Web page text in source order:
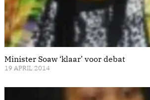
Minister Soaw ‘klaar’ voor debat
19 APRIL 2014